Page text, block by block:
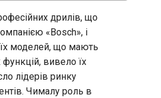
дрилів, що
«Bosch», і
їх моделей, що мають
функцій, вивело їх
лідерів ринку
Чималу роль в